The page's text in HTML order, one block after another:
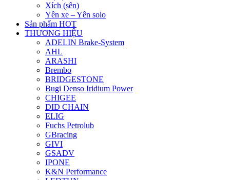
Xích (sên)
Yên xe – Yên solo
Sản phẩm HOT
THƯƠNG HIỆU
ADELIN Brake-System
AHL
ARASHI
Brembo
BRIDGESTONE
Bugi Denso Iridium Power
CHIGEE
DID CHAIN
ELIG
Fuchs Petrolub
GBracing
GIVI
GSADV
IPONE
K&N Performance